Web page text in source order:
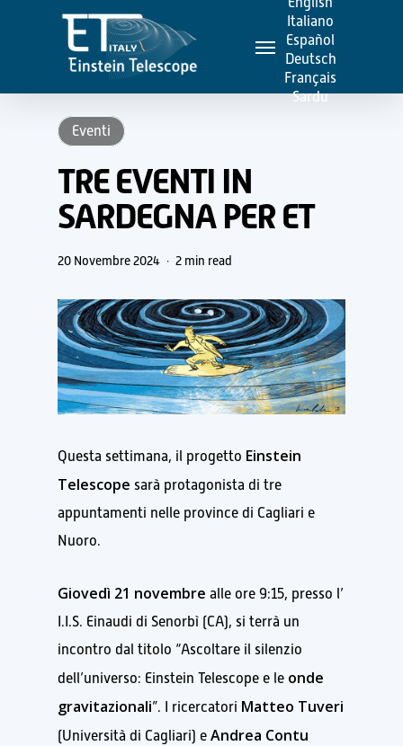
content
Menu
Italiano
Español
Deutsch
Français
Sardu
Eventi
TRE EVENTI IN
SARDEGNA PER ET
20 Novembre 2024 2 min read
Questa settimana, il progetto Einstein
Telescope sarà protagonista di tre
appuntamenti nelle province di Cagliari e
Nuoro.
Giovedì 21 novembre alle ore 9:15, presso l’
I.I.S. Einaudi di Senorbì (CA), si terrà un
incontro dal titolo “Ascoltare il silenzio
dell’universo: Einstein Telescope e le onde
gravitazionali”. I ricercatori Matteo Tuveri
(Università di Cagliari) e Andrea Contu